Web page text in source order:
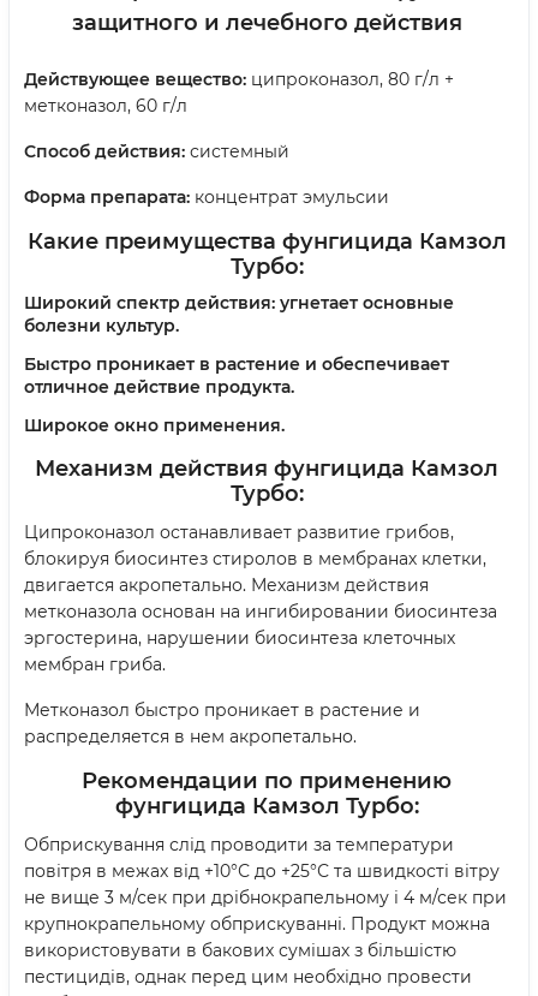
защитного и лечебного действия
Действующее вещество: ципроконазол, 80 г/л +
метконазол, 60 г/л
Способ действия: системный
Форма препарата: концентрат эмульсии
Какие преимущества фунгицида Камзол
Турбо:
Широкий спектр действия: угнетает основные
болезни культур.
Быстро проникает в растение и обеспечивает
отличное действие продукта.
Широкое окно применения.
Механизм действия фунгицида Камзол
Турбо:
Ципроконазол останавливает развитие грибов,
блокируя биосинтез стиролов в мембранах клетки,
двигается акропетально. Механизм действия
метконазола основан на ингибировании биосинтеза
эргостерина, нарушении биосинтеза клеточных
мембран гриба.
Метконазол быстро проникает в растение и
распределяется в нем акропетально.
Рекомендации по применению
фунгицида Камзол Турбо:
Обприскування слід проводити за температури
повітря в межах від +10°С до +25°С та швидкості вітру
не вище 3 м/сек при дрібнокрапельному і 4 м/сек при
крупнокрапельному обприскуванні. Продукт можна
використовувати в бакових сумішах з більшістю
пестицидів, однак перед цим необхідно провести